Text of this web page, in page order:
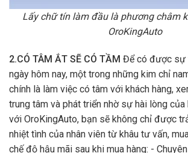
Lấy chữ tín làm đầu là phương châm
OroKingAuto
2.CÓ TÂM ẮT SẼ CÓ TẦM Để có được sự
ngày hôm nay, một trong những kim chỉ
chính là làm việc có tâm với khách hàng,
trung tâm và phát triển nhờ sự hài lòng của
với OroKingAuto, bạn sẽ không chỉ được
nhiệt tình của nhân viên từ khâu tư vấn,
chế độ hậu mãi sau khi mua hàng: -